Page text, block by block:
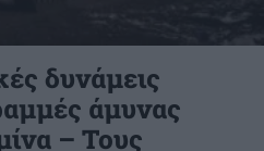
δυνάμεις
άμυνας
– Τους